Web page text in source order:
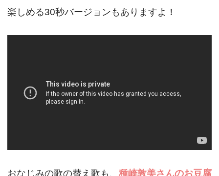
楽しめる30秒バージョンもありますよ！
おなじみの歌の替え歌も、 種崎敦美さんのお豆腐